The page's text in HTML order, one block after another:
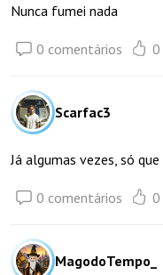
Nunca fumei nada
0 comentários 0
Scarfac3
Já algumas vezes, só
0 comentários 0
MagodoTempo_